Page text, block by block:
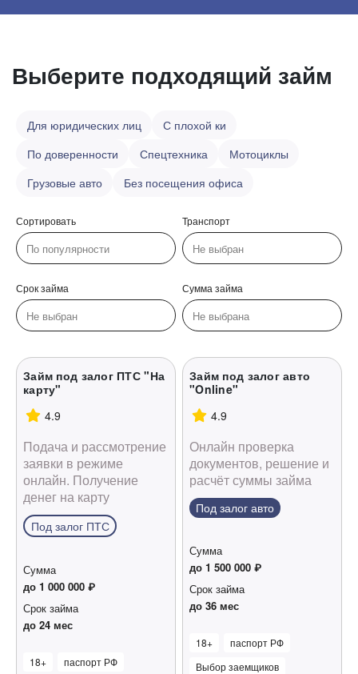
Выберите подходящий займ
Для юридических лиц
С плохой ки
По доверенности
Спецтехника
Мотоциклы
Грузовые авто
Без посещения офиса
Сортировать Транспорт
Срок займа Сумма займа
Займ под залог ПТС "На
карту"
4.9
Подача и рассмотрение
заявки в режиме
онлайн. Получение
денег на карту
Под залог ПТС
Сумма
до 1 000 000 ₽
Срок займа
до 24 мес
18+
паспорт РФ
Займ под залог авто
"Online"
4.9
Онлайн проверка
документов, решение и
расчёт суммы займа
Под залог авто
Сумма
до 1 500 000 ₽
Срок займа
до 36 мес
18+
паспорт РФ
Выбор заемщиков